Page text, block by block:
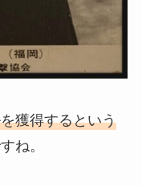
獲得するという
ね。